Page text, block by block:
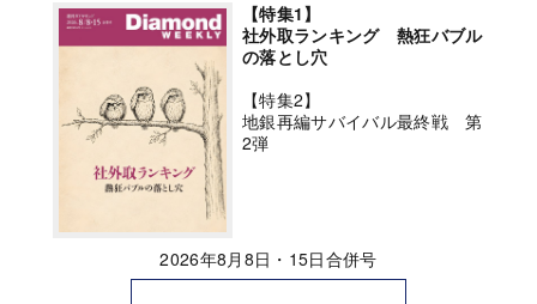
【特集1】
社外取ランキング 熱狂バブル
の落とし穴
【特集2】
地銀再編サバイバル最終戦 第
2弾
2026年8月8日・15日合併号